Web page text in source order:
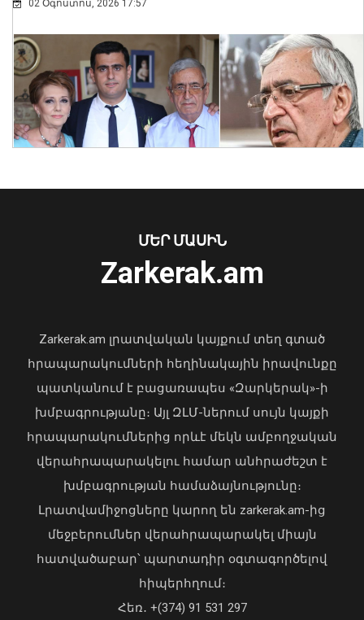
Վահագն Խաչատուրյանն ընդունել է
Picsart ընկերության հիմնադիր և
գործադիր տնօրեն Հովհաննես
06 Օգոստոս, 2026 22:51
02 Օգոստոս, 2026 17:57
«Պարտվեցինք դաժան հիվանդության
04 Օգոստոս, 2026 19:12
Վարչապետ Փաշինյանն այցելել է
«ԷԼԵՎԵՅԹ ԷՅԱՅ» արհեստական
ՄԵՐ ՄԱՍԻՆ
Zarkerak.am
Zarkerak.am լրատվական կայքում տեղ գտած
հրապարակումների հեղինակային իրավունքը
պատկանում է բացառապես «Զարկերակ»-ի
խմբագրությանը։ Այլ ԶԼՄ-ներում սույն կայքի
հրապարակումներից որևէ մեկն ամբողջական
վերահրապարակելու համար անհրաժեշտ է
խմբագրության համաձայնությունը։
Լրատվամիջոցները կարող են zarkerak.am-ից
մեջբերումներ վերահրապարակել միայն
հատվածաբար՝ պարտադիր օգտագործելով
հիպերհղում։
Հեռ․ +(374) 91 531 297